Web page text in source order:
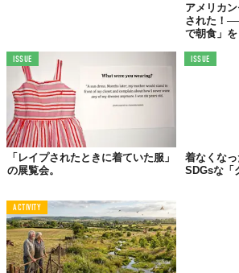
そのほか、"USEDを拡張する”をテーマにした
ベントへの無料参加や、同店の公式通販
送料が何回でも無料になるなどもサービス
サステナブルな現代らしい、少しでも永く愛
アメリカ
された！
で朝食」を
ISSUE
「レイプされたときに着ていた服」
の展覧会。
ISSUE
着なくなっ
SDGsな「
ACTIVITY